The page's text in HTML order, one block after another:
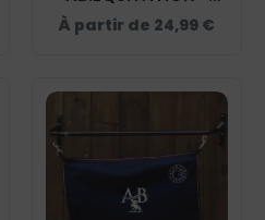
BCI1F
À partir de 24,99 €